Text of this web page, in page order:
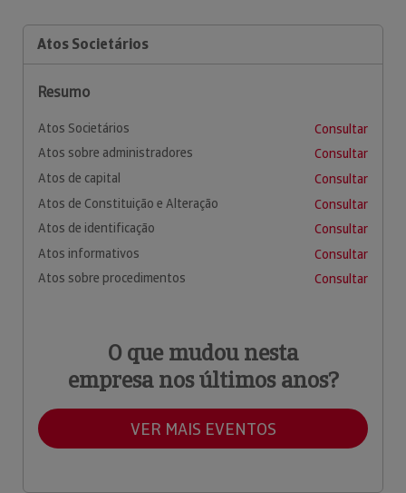
Atos Societários
Resumo
Atos Societários
Consultar
Atos sobre administradores
Consultar
Atos de capital
Consultar
Atos de Constituição e Alteração
Consultar
Atos de identificação
Consultar
Atos informativos
Consultar
Atos sobre procedimentos
Consultar
O que mudou nesta
empresa nos últimos anos?
VER MAIS EVENTOS